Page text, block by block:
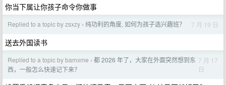
你当下属让你孩子命令你做事
Replied to a topic by zsxzy › 纯功利的角度, 如何为孩子选兴趣班？ 7 月 19 日
送去外国读书
Replied to a topic by bamxme › 都 2026 年了，大家在外面突然想到东
西，一般怎么快速记下来？
7 月 17
日